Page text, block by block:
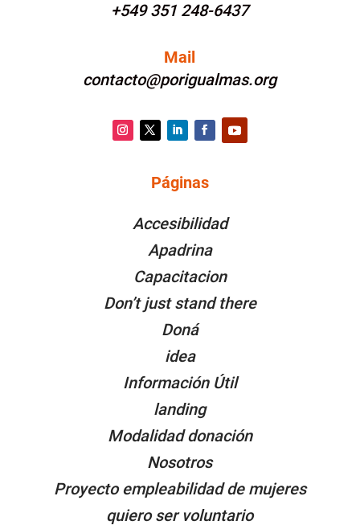
+549 351 248-6437
Mail
contacto@porigualmas.org
Facebook
Páginas
Accesibilidad
Apadrina
Capacitacion
Don’t just stand there
Doná
idea
Información Útil
landing
Modalidad donación
Nosotros
Proyecto empleabilidad de mujeres
quiero ser voluntario